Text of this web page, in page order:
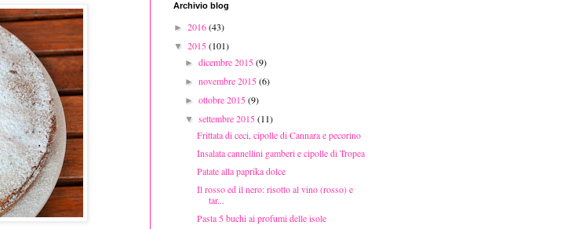
Archivio blog
► 2016(43)
▼ 2015(101)
►dicembre 2015(9)
►novembre 2015(6)
►ottobre 2015(9)
▼settembre 2015(11)
Frittata di ceci, cipolle di Cannara e pecorino
Insalata cannellini gamberi e cipolle di Tropea
Patate alla paprika dolce
Il rosso ed il nero: risotto al vino (rosso) e
tar...
Pasta 5 buchi ai profumi delle isole